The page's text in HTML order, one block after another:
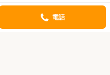
電話